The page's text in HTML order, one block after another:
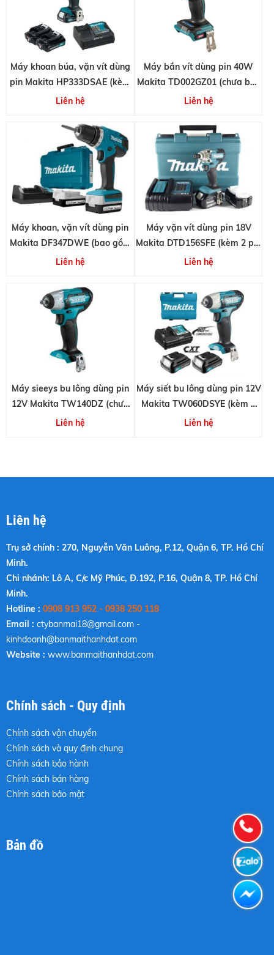
Máy khoan búa, vặn vít dùng
pin Makita HP333DSAE (kèm
2 pin 2.0Ah và 1 sạc)
Liên hệ
Máy bắn vít dùng pin 40W
Makita TD002GZ01 (chưa bao
gồm pin và sạc)
Liên hệ
Máy khoan, vặn vít dùng pin
Makita DF347DWE (bao gồm
2 pin 1.5Ah và 1 sạc)
Liên hệ
Máy vặn vít dùng pin 18V
Makita DTD156SFE (kèm 2 pin
3.0Ah và 1 sạc)
Liên hệ
Máy sieeys bu lông dùng pin
12V Makita TW140DZ (chưa
bao gồm pin và sạc)
Liên hệ
Máy siết bu lông dùng pin 12V
Makita TW060DSYE (kèm 2
pin 1.5Ah và 1 sạc)
Liên hệ
Liên hệ
Trụ sở chính : 270, Nguyễn Văn Luông, P.12, Quận 6, TP. Hồ Chí
Minh.
Chi nhánh: Lô A, C/c Mỹ Phúc, Đ.192, P.16, Quận 8, TP. Hồ Chí
Minh.
Hotline : 0908 913 952 - 0938 250 118
Email : ctybanmai18@gmail.com -
kinhdoanh@banmaithanhdat.com
Website : www.banmaithanhdat.com
Chính sách - Quy định
Chính sách vận chuyển
Chính sách và quy định chung
Chính sách bảo hành
Chính sách bán hàng
Chính sách bảo mật
Bản đồ